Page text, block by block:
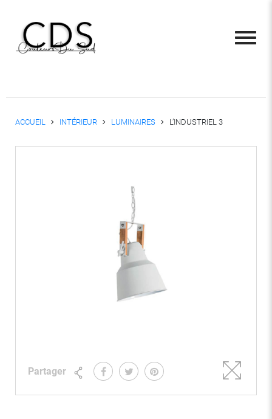
ACCUEIL INTÉRIEUR LUMINAIRES L’INDUSTRIEL 3
Partager